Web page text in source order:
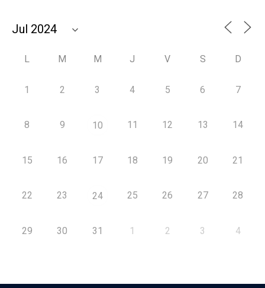
L M M J V S D
1 2 3 4 5 6 7
8 9 10 11 12 13 14
15 16 17 18 19 20 21
22 23 24 25 26 27 28
29 30 31 1 2 3 4